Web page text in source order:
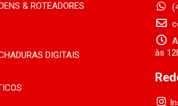
& ROTEADORES
DIGITAIS
às